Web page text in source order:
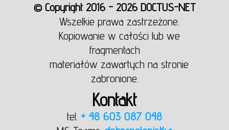
© Copyright 2016 - 2026 DOCTUS-NET
Wszelkie prawa zastrzeżone.
Kopiowanie w całości lub we
fragmentach
materiałów zawartych na stronie
zabronione.
Kontakt
tel. + 48 603 087 048